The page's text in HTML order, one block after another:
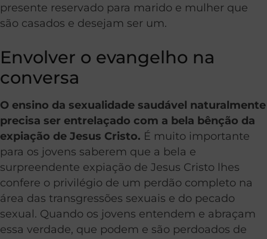
presente reservado para marido e mulher que
são casados e desejam ser um.
Envolver o evangelho na
conversa
O ensino da sexualidade saudável naturalmente
precisa ser entrelaçado com a bela bênção da
expiação de Jesus Cristo. É muito importante
para os jovens saberem que a bela e
surpreendente expiação de Jesus Cristo lhes
confere o privilégio de um perdão completo na
área das transgressões sexuais e do pecado
sexual. Quando os jovens entendem e abraçam
essa verdade, que podem e são perdoados de